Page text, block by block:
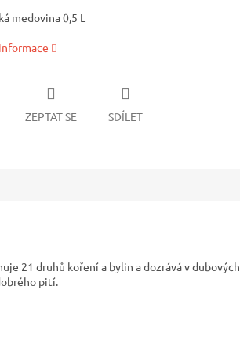
medovina 0,5 L
ZEPTAT SE SDÍLET
21 druhů koření a bylin a dozrává v dubových
pití.